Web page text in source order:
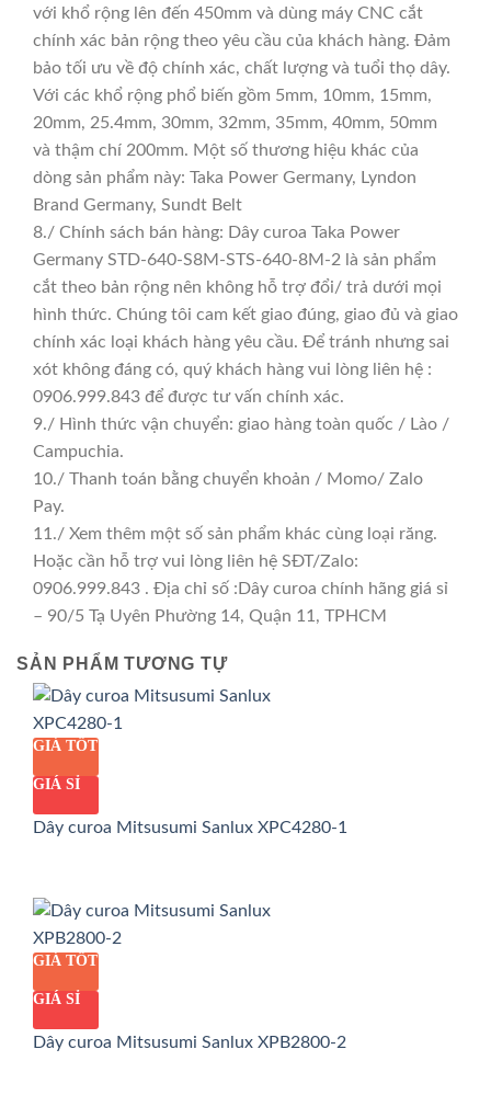
với khổ rộng lên đến 450mm và dùng máy CNC cắt
chính xác bản rộng theo yêu cầu của khách hàng. Đảm
bảo tối ưu về độ chính xác, chất lượng và tuổi thọ dây.
Với các khổ rộng phổ biến gồm 5mm, 10mm, 15mm,
20mm, 25.4mm, 30mm, 32mm, 35mm, 40mm, 50mm
và thậm chí 200mm. Một số thương hiệu khác của
dòng sản phẩm này: Taka Power Germany, Lyndon
Brand Germany, Sundt Belt
8./ Chính sách bán hàng: Dây curoa Taka Power
Germany STD-640-S8M-STS-640-8M-2 là sản phẩm
cắt theo bản rộng nên không hỗ trợ đổi/ trả dưới mọi
hình thức. Chúng tôi cam kết giao đúng, giao đủ và giao
chính xác loại khách hàng yêu cầu. Để tránh nhưng sai
xót không đáng có, quý khách hàng vui lòng liên hệ :
0906.999.843 để được tư vấn chính xác.
9./ Hình thức vận chuyển: giao hàng toàn quốc / Lào /
Campuchia.
10./ Thanh toán bằng chuyển khoản / Momo/ Zalo
Pay.
11./ Xem thêm một số sản phẩm khác cùng loại răng.
Hoặc cần hỗ trợ vui lòng liên hệ SĐT/Zalo:
0906.999.843 . Địa chỉ số :Dây curoa chính hãng giá sỉ
– 90/5 Tạ Uyên Phường 14, Quận 11, TPHCM
SẢN PHẨM TƯƠNG TỰ
GIÁ TỐT
GIÁ SỈ
Dây curoa Mitsusumi Sanlux XPC4280-1
GIÁ TỐT
GIÁ SỈ
Dây curoa Mitsusumi Sanlux XPB2800-2